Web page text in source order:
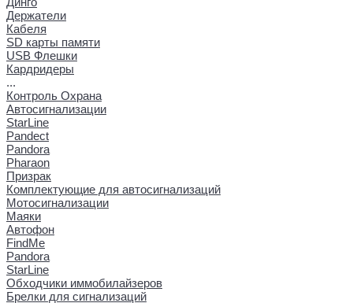
Держатели
Кабеля
SD карты памяти
USB Флешки
Кардридеры
...
Контроль Охрана
Автосигнализации
StarLine
Pandect
Pandora
Pharaon
Призрак
Комплектующие для автосигнализаций
Мотосигнализации
Маяки
Автофон
FindMe
Pandora
StarLine
Обходчики иммобилайзеров
Брелки для сигнализаций